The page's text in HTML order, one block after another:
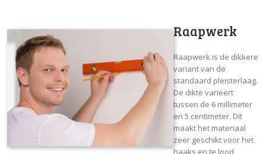
Raapwerk
Raapwerk is de dikkere
variant van de
standaard pleisterlaag.
De dikte varieert
tussen de 6 millimeter
en 5 centimeter. Dit
maakt het materiaal
zeer geschikt voor het